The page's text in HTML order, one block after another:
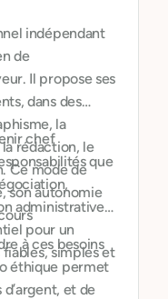
indépendant
de
Il propose ses
dans des
la
rédaction, le
Ce mode de
son autonomie
chef
que
administrative
pour un
fiables, simples et
à ces besoins
éthique permet
et de